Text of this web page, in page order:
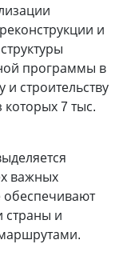
и
программы в
строительству
7 тыс.
важных
страны и